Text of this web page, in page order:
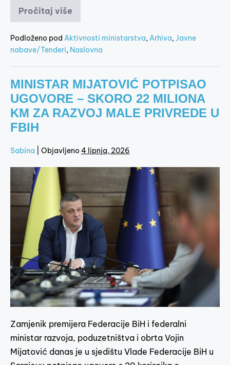
Pročitaj više
Podloženo pod Aktivnosti ministarstva,Arhiva,Javne
nabave/Tenderi, Naslovna
MINISTAR MIJATOVIĆ POTPISAO
UGOVORE – SKORO 22 MILIONA
KM ZA RAZVOJ MALE PRIVREDE U
FBIH
Sabina Objavljeno 4 lipnja, 2026
Zamjenik premijera Federacije BiH i federalni
ministar razvoja, poduzetništva i obrta Vojin
Mijatović danas je u sjedištu Vlade Federacije BiH u